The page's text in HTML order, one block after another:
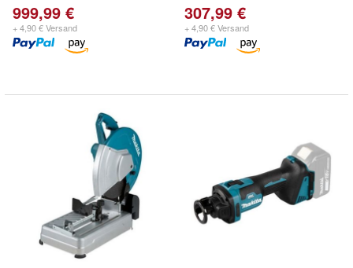
999,99 €
+ 4,90 € Versand
307,99 €
+ 4,90 € Versand